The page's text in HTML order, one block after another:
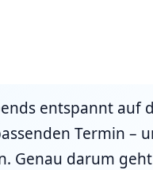
entspannt auf
Termin –
Genau darum